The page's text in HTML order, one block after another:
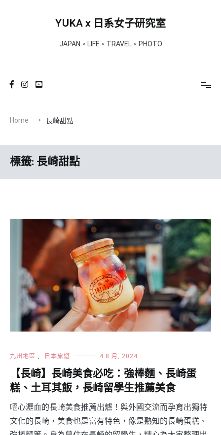
YUKA x 日系女子研究室
JAPAN。LIFE。TRAVEL。PHOTO
Home 長崎甜點
標籤:長崎甜點
九州地區 , 日本旅遊 4 8 月, 2024
【長崎】長崎美食必吃：強棒麵、長崎蛋
糕、土耳其飯，長崎留學生推薦美食
嘔心瀝血的長崎美食推薦出爐！與外國交流而孕育出獨特
文化的長崎，美食也是富有特色，像是熟知的長崎蛋糕、